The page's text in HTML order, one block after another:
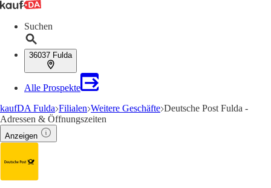
Suchen
36037 Fulda
Alle Prospekte
kaufDA Fulda Filialen Weitere Geschäfte Deutsche Post Fulda -
Adressen & Öffnungszeiten
Anzeigen